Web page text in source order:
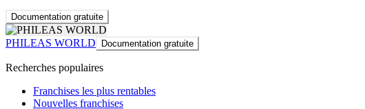
Documentation gratuite
PHILEAS WORLD Documentation gratuite
Recherches populaires
Franchises les plus rentables
Nouvelles franchises